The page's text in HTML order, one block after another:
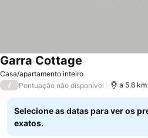
Casa/apartamento inteiro
Garra Cottage
/ Pontuação não disponível a 5.6
Selecione as datas para ver os
exatos.